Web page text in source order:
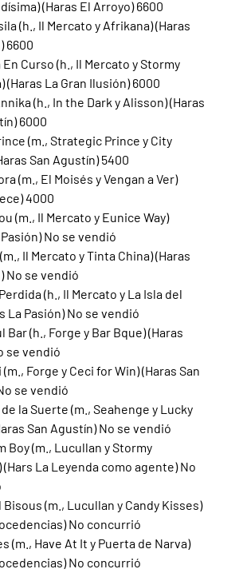
(Haras El Arroyo) 6600
(h., Il Mercato y Afrikana) (Haras
6600
Curso (h., Il Mercato y Stormy
(Haras La Gran Ilusión) 6000
(h., In the Dark y Alisson) (Haras
6000
(m., Strategic Prince y City
San Agustín) 5400
(m., El Moisés y Vengan a Ver)
4000
(m., Il Mercato y Eunice Way)
No se vendió
Il Mercato y Tinta China) (Haras
No se vendió
(h., Il Mercato y La Isla del
La Pasión) No se vendió
Bar (h., Forge y Bar Bque) (Haras
se vendió
Forge y Ceci for Win) (Haras San
se vendió
la Suerte (m., Seahenge y Lucky
San Agustín) No se vendió
Boy (m., Lucullan y Stormy
(Hars La Leyenda como agente) No
Bisous (m., Lucullan y Candy Kisses)
No concurrió
(m., Have At It y Puerta de Narva)
No concurrió